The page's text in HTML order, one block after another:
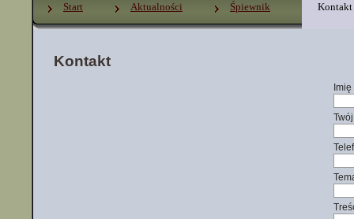
Start Aktualności Śpiewnik Kontakt
Kontakt